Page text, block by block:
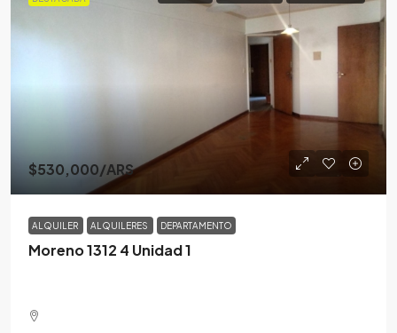
$530,000/ARS
ALQUILER ALQUILERES DEPARTAMENTO
Moreno 1312 4 Unidad 1